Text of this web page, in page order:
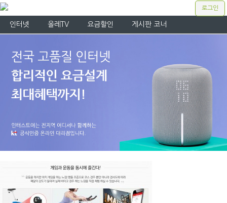
로그인
인터넷 올레TV 요금할인 게시판 코너